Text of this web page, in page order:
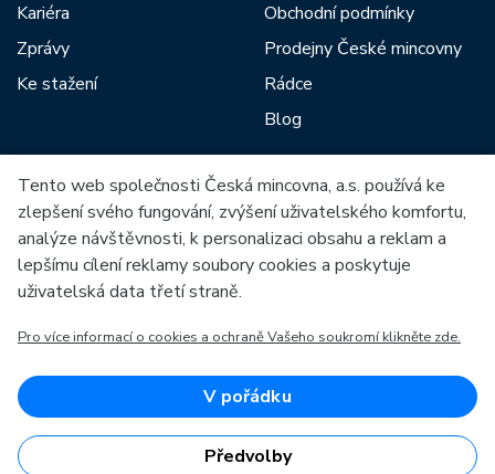
Kariéra
Zprávy
Ke stažení
Obchodní podmínky
Prodejny České mincovny
Rádce
Blog
Mezi naše partnery patří:
Evropská unie
OP Podnikání a inovace pro konkurenceschopnost
Evropský fond pro regionální rozvoj
Tento web společnosti Česká mincovna, a.s. používá ke
zlepšení svého fungování, zvýšení uživatelského komfortu,
analýze návštěvnosti, k personalizaci obsahu a reklam a
lepšímu cílení reklamy soubory cookies a poskytuje
uživatelská data třetí straně.
Pro více informací o cookies a ochraně Vašeho soukromí klikněte zde.
V pořádku
Předvolby